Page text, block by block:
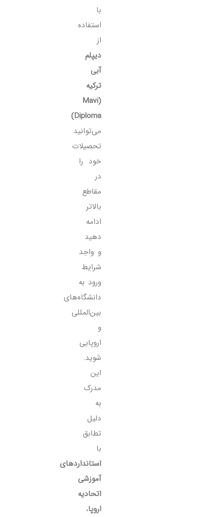
با
استفاده
از
دیپلم
آبی
ترکیه
(Mavi
Diploma)
می‌توانید
تحصیلات
خود را
در
مقاطع
بالاتر
ادامه
دهید
و واجد
شرایط
ورود به
دانشگاه‌های
بین‌المللی
و
اروپایی
شوید.
این
مدرک
به
دلیل
تطابق
با
استانداردهای
آموزشی
اتحادیه
اروپا،